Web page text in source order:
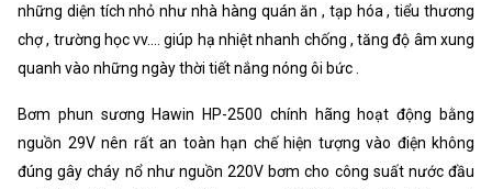
những diện tích nhỏ như nhà hàng quán ăn , tạp hóa , tiểu thương
chợ , trường học vv.... giúp hạ nhiệt nhanh chống , tăng độ âm xung
quanh vào những ngày thời tiết nắng nóng ôi bức .
Bơm phun sương Hawin HP-2500 chính hãng hoạt động bằng
nguồn 29V nên rất an toàn hạn chế hiện tượng vào điện không
đúng gây cháy nổ như nguồn 220V bơm cho công suất nước đầu